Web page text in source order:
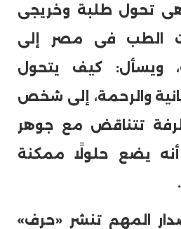
تحول طلبة وخريجى
الطب فى مصر إلى
ويسأل: كيف يتحول
والرحمة، إلى شخص
تتناقض مع جوهر
أنه يضع حلولًا ممكنة
المهم تنشر «حرف»